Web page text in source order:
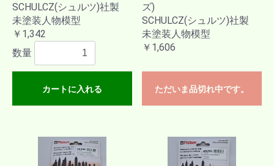
SCHULCZ(シュルツ)社製
未塗装人物模型
￥1,342
数量
カートに入れる
ズ)
SCHULCZ(シュルツ)社製
未塗装人物模型
￥1,606
ただいま品切れ中です。